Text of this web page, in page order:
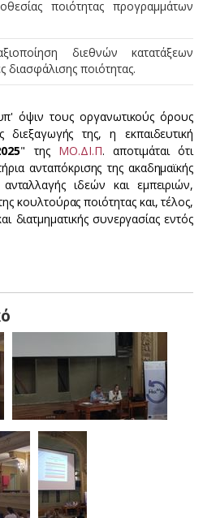
ποιότητας προγραμμάτων
διεθνών κατατάξεων
διασφάλισης ποιότητας.
όψιν τους οργανωτικούς όρους
διεξαγωγής της, η εκπαιδευτική
" της ΜΟ.ΔΙ.Π. αποτιμάται ότι
ανταπόκρισης της ακαδημαϊκής
ιδεών και εμπειριών,
κουλτούρας ποιότητας και, τέλος,
διατμηματικής συνεργασίας εντός